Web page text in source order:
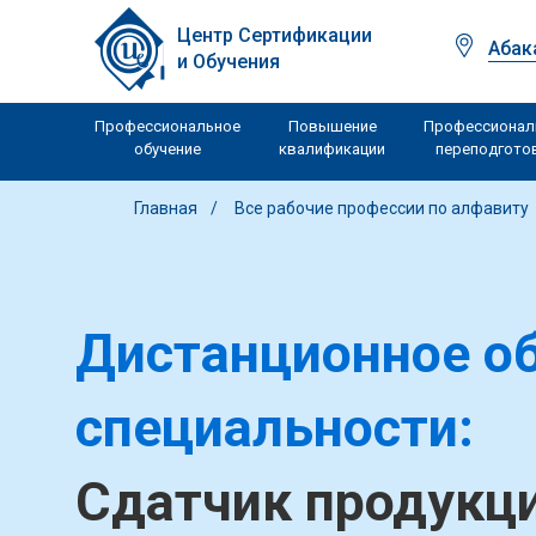
Центр Сертификации
и Обучения
Профессиональное
обучение
Повышение
квалификации
Главная Все рабочие профессии по алфавиту
Дистанционное
специальности:
Сдатчик